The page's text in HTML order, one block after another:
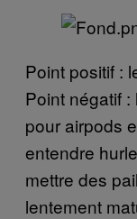
Point positif :
Point négatif
pour airpods
entendre
mettre des
lentement